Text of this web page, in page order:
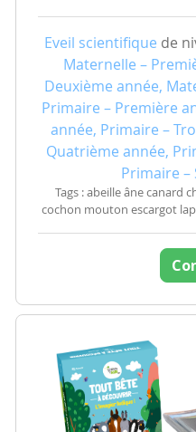
Eveil scientifique de
Maternelle –
Deuxième année,
Primaire – Première
année, Primaire –
Quatrième année,
Primaire –
Tags : abeille âne canard
cochon mouton escargot